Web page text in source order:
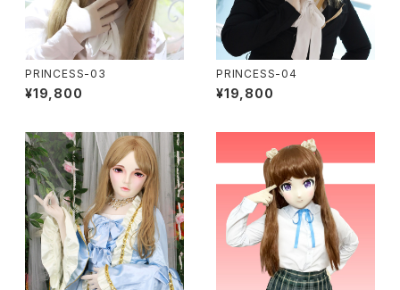
PRINCESS-03
¥19,800
PRINCESS-04
¥19,800